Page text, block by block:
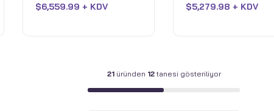
TB SSD - Core Black,
aldı
$6,559.99 + KDV
TB SSD - Cosmo Gray,
aldı
$5,279.98 + KDV
21üründen 12tanesi gösteriliyor